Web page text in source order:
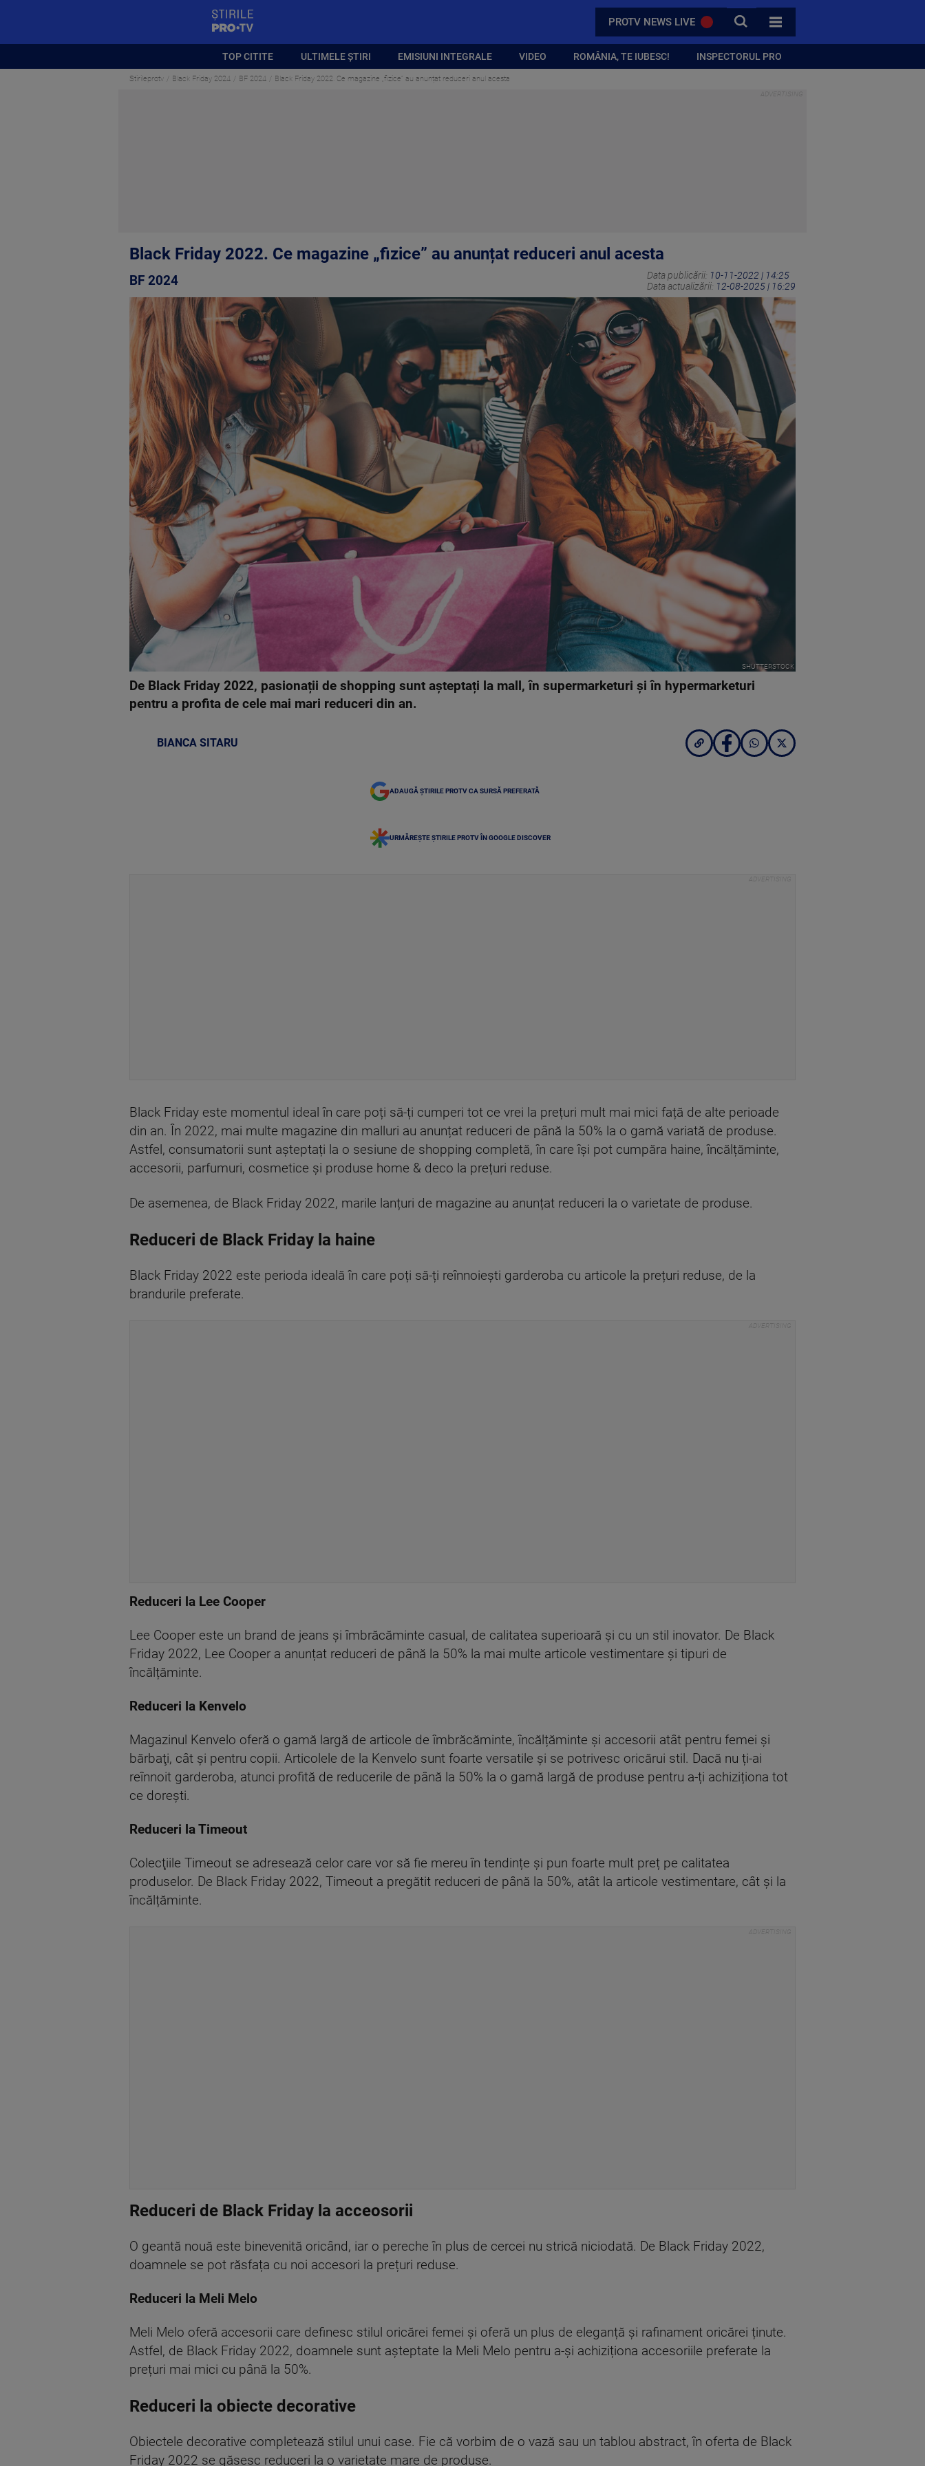
PROTV NEWS LIVE CAUTA
TOATE CATEGORIILE
TOP CITITE ULTIMELE ȘTIRI EMISIUNI INTEGRALE VIDEO ROMÂNIA, TE IUBESC! INSPECTORUL PRO
Stirileprotv Black Friday 2024 BF 2024 Black Friday 2022. Ce magazine „fizice” au anunțat reduceri anul acesta
Black Friday 2022. Ce magazine „fizice” au anunțat reduceri anul acesta
BF 2024 Data publicării: 10-11-2022 | 14:25
Data actualizării: 12-08-2025 | 16:29
SHUTTERSTOCK
De Black Friday 2022, pasionații de shopping sunt așteptați la mall, în supermarketuri și în hypermarketuri
pentru a profita de cele mai mari reduceri din an.
BIANCA SITARU
ADAUGĂ ȘTIRILE PROTV CA SURSĂ PREFERATĂ
URMĂREȘTE ȘTIRILE PROTV ÎN GOOGLE DISCOVER
Black Friday este momentul ideal în care poți să-ți cumperi tot ce vrei la prețuri mult mai mici față de alte perioade
din an. În 2022, mai multe magazine din malluri au anunțat reduceri de până la 50% la o gamă variată de produse.
Astfel, consumatorii sunt așteptați la o sesiune de shopping completă, în care își pot cumpăra haine, încălțăminte,
accesorii, parfumuri, cosmetice și produse home & deco la prețuri reduse.
De asemenea, de Black Friday 2022, marile lanțuri de magazine au anunțat reduceri la o varietate de produse.
Reduceri de Black Friday la haine
Black Friday 2022 este perioda ideală în care poți să-ți reînnoiești garderoba cu articole la prețuri reduse, de la
brandurile preferate.
Reduceri la Lee Cooper
Lee Cooper este un brand de jeans şi îmbrăcăminte casual, de calitatea superioară și cu un stil inovator. De Black
Friday 2022, Lee Cooper a anunțat reduceri de până la 50% la mai multe articole vestimentare și tipuri de
încălțăminte.
Reduceri la Kenvelo
Magazinul Kenvelo oferă o gamă largă de articole de îmbrăcăminte, încălțăminte și accesorii atât pentru femei și
bărbaţi, cât şi pentru copii. Articolele de la Kenvelo sunt foarte versatile și se potrivesc oricărui stil. Dacă nu ți-ai
reînnoit garderoba, atunci profită de reducerile de până la 50% la o gamă largă de produse pentru a-ți achiziționa tot
ce dorești.
Reduceri la Timeout
Colecţiile Timeout se adresează celor care vor să fie mereu în tendințe și pun foarte mult preț pe calitatea
produselor. De Black Friday 2022, Timeout a pregătit reduceri de până la 50%, atât la articole vestimentare, cât și la
încălțăminte.
Reduceri de Black Friday la acceosorii
O geantă nouă este binevenită oricând, iar o pereche în plus de cercei nu strică niciodată. De Black Friday 2022,
doamnele se pot răsfața cu noi accesori la prețuri reduse.
Reduceri la Meli Melo
Meli Melo oferă accesorii care definesc stilul oricărei femei și oferă un plus de eleganță și rafinament oricărei ținute.
Astfel, de Black Friday 2022, doamnele sunt așteptate la Meli Melo pentru a-și achiziționa accesoriile preferate la
prețuri mai mici cu până la 50%.
Reduceri la obiecte decorative
Obiectele decorative completează stilul unui case. Fie că vorbim de o vază sau un tablou abstract, în oferta de Black
Friday 2022 se găsesc reduceri la o varietate mare de produse.